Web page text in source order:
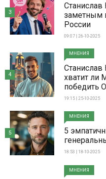
Станислав
заметным
России
09:07 | 26-10-2025
3
МНЕНИЯ
Станислав
хватит ли
победить
19:15 | 25-10-2025
4
МНЕНИЯ
5
18:53 | 18-10-2025
5
МНЕНИЯ